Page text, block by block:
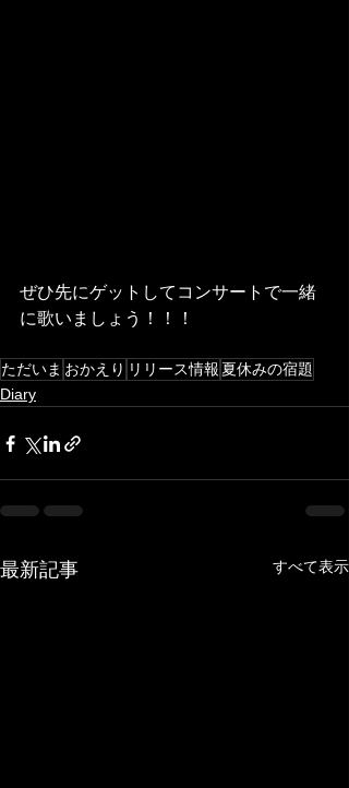
ぜひ先にゲットしてコンサートで一緒
に歌いましょう！！！
ただいま おかえり リリース情報 夏休みの宿題
Diary
最新記事 すべて表示